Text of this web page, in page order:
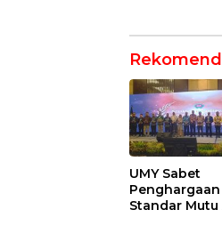
UMY Sabet
Penghargaan
Standar Mutu